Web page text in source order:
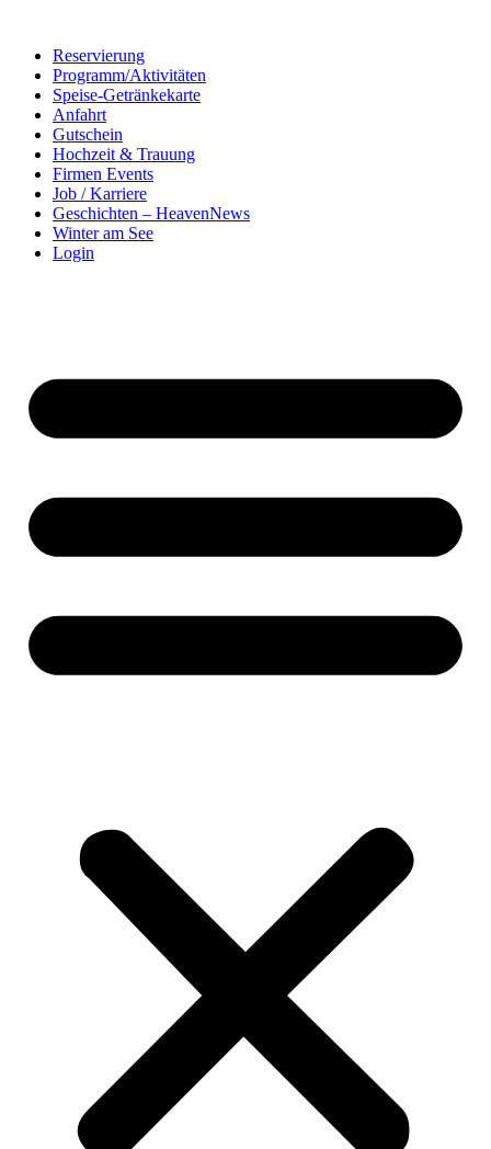
springenReservierung
Programm/Aktivitäten
Speise-Getränkekarte
Anfahrt
Gutschein
Hochzeit & Trauung
Firmen Events
Job / Karriere
Geschichten – HeavenNews
Winter am See
Login